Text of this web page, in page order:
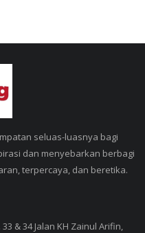
seluas-luasnya bagi
dan menyebarkan berbagi
terpercaya, dan beretika.
& 34 Jalan KH Zainul Arifin,